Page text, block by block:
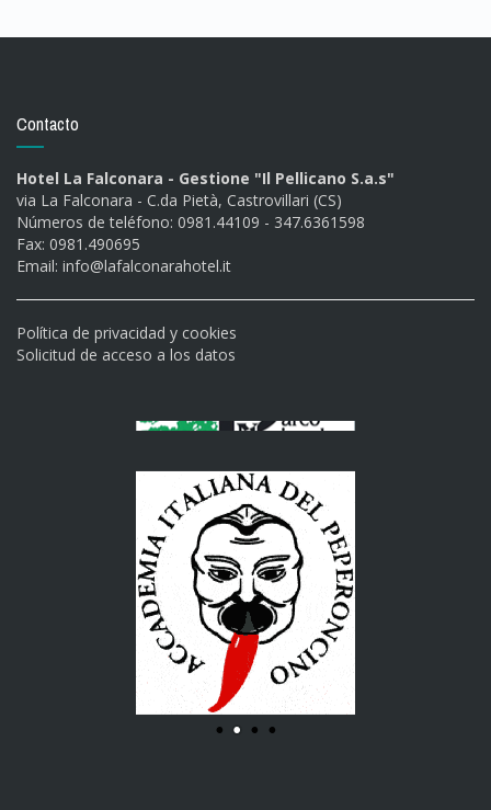
Contacto
Hotel La Falconara - Gestione "Il Pellicano S.a.s"
via La Falconara - C.da Pietà, Castrovillari (CS)
Números de teléfono: 0981.44109 - 347.6361598
Fax: 0981.490695
Email: info@lafalconarahotel.it
Política de privacidad y cookies
Solicitud de acceso a los datos